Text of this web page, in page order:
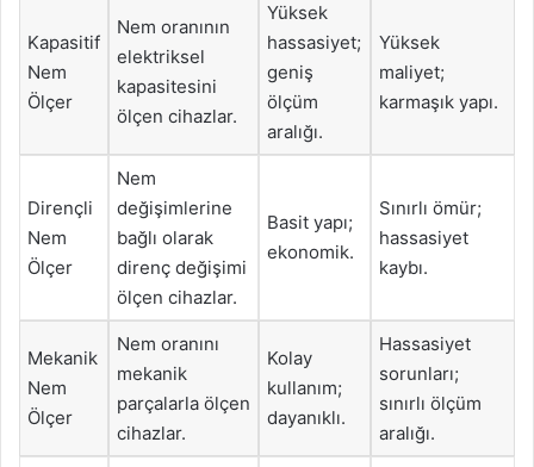
Kapasitif
Nem
Ölçer
Nem oranının
elektriksel
kapasitesini
ölçen cihazlar.
Yüksek
hassasiyet;
geniş
ölçüm
aralığı.
Yüksek
maliyet;
karmaşık yapı.
Dirençli
Nem
Ölçer
Nem
değişimlerine
bağlı olarak
direnç değişimi
ölçen cihazlar.
Basit yapı;
ekonomik.
Sınırlı ömür;
hassasiyet
kaybı.
Mekanik
Nem
Ölçer
Nem oranını
mekanik
parçalarla ölçen
cihazlar.
Kolay
kullanım;
dayanıklı.
Hassasiyet
sorunları;
sınırlı ölçüm
aralığı.